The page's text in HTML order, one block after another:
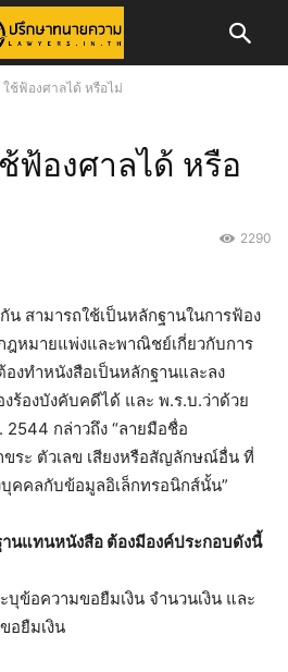
ใช้ฟ้องศาลได้ หรือไม่
ฟ้องศาลได้ หรือ
2290
น สามารถใช้เป็นหลักฐานในการฟ้อง
ฎหมายแพ่งและพาณิชย์เกี่ยวกับการ
งทำหนังสือเป็นหลักฐานและลง
ร้องบังคับคดีได้ และ พ.ร.บ.ว่าด้วย
กล่าวถึง “ลายมือชื่อ
ระ ตัวเลข เสียงหรือสัญลักษณ์อื่น ที่
คคลกับข้อมูลอิเล็กทรอนิกส์นั้น”
นแทนหนังสือ ต้องมีองค์ประกอบดังนี้
บุข้อความขอยืมเงิน จำนวนเงิน และ
อยืมเงิน